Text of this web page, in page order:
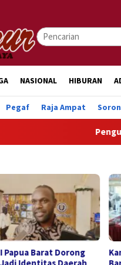
NASIONAL HIBURAN
Pegaf Raja Ampat
Pengurus
Papua Barat Dorong